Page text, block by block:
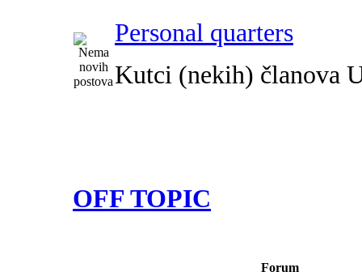
Personal quarters
Kutci (nekih) članova
OFF TOPIC
Forum